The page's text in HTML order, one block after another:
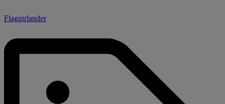
Flaggirlander